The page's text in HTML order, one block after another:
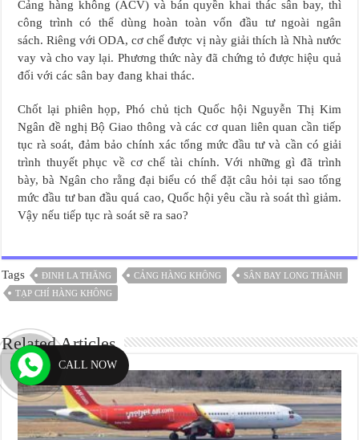
Cảng hàng không (ACV) và bán quyền khai thác sân bay, thì
công trình có thể dùng hoàn toàn vốn đầu tư ngoài ngân
sách. Riêng với ODA, cơ chế được vị này giải thích là Nhà nước
vay và cho vay lại. Phương thức này đã chứng tỏ được hiệu quả
đối với các sân bay đang khai thác.
Chốt lại phiên họp, Phó chủ tịch Quốc hội Nguyễn Thị Kim
Ngân đề nghị Bộ Giao thông và các cơ quan liên quan cần tiếp
tục rà soát, đảm bảo chính xác tổng mức đầu tư và cần có giải
trình thuyết phục về cơ chế tài chính. Với những gì đã trình
bày, bà Ngân cho rằng đại biểu có thể đặt câu hỏi tại sao tổng
mức đầu tư ban đầu quá cao, Quốc hội yêu cầu rà soát thì giảm.
Vậy nếu tiếp tục rà soát sẽ ra sao?
Tags ĐINH LA THĂNG CẢNG HÀNG KHÔNG
SÂN BAY LONG THÀNH
TẠP CHÍ HÀNG KHÔNG
Related Articles
CALL NOW